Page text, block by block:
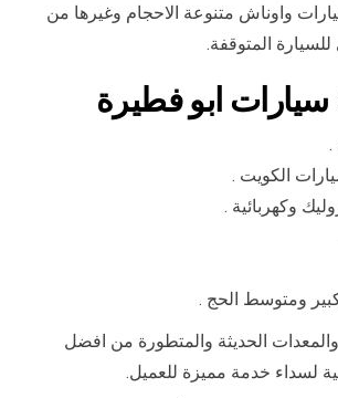
واوناش متنوعة الاحجام وغيرها من
المتوقفة.
ابو فطيرة
.
الكويت .
وكهربائية .
ومتوسط الحج .
الحديثة والمتطورة من افضل
لسداء خدمة مميزة للعميل.